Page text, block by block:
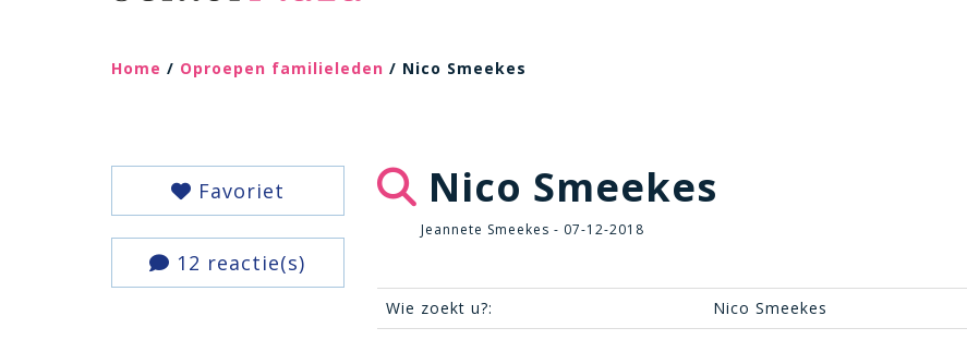
Home / Oproepen familieleden / Nico Smeekes
Favoriet
12 reactie(s)
Nico Smeekes
Jeannete Smeekes - 07-12-2018
Wie zoekt u?:
Nico Smeekes